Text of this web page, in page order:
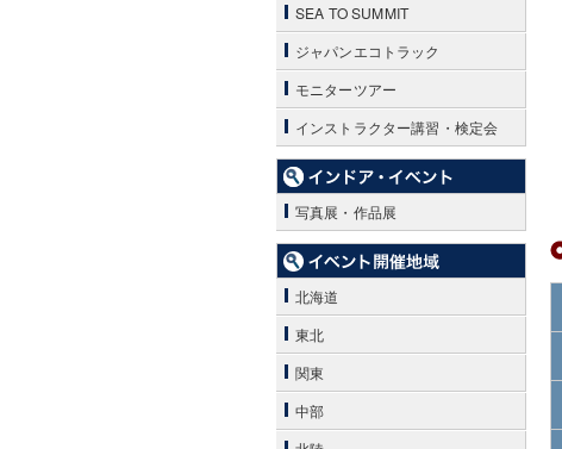
SEA TO SUMMIT
ジャパンエコトラック
モニターツアー
インストラクター講習・検定会
写真展・作品展
北海道
東北
関東
中部